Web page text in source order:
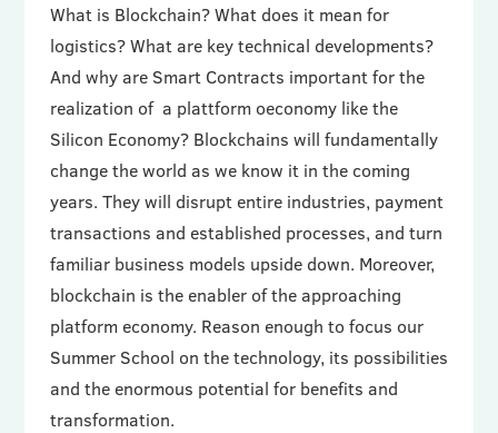
What is Blockchain? What does it mean for
logistics? What are key technical developments?
And why are Smart Contracts important for the
realization of a plattform oeconomy like the
Silicon Economy? Blockchains will fundamentally
change the world as we know it in the coming
years. They will disrupt entire industries, payment
transactions and established processes, and turn
familiar business models upside down. Moreover,
blockchain is the enabler of the approaching
platform economy. Reason enough to focus our
Summer School on the technology, its possibilities
and the enormous potential for benefits and
transformation.